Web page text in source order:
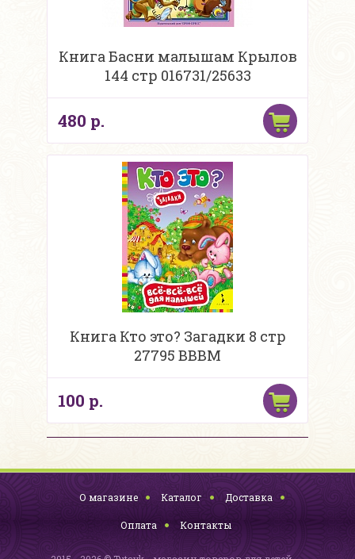
Книга Басни малышам Крылов
144 стр 016731/25633
480 р.
Книга Кто это? Загадки 8 стр
27795 ВВВМ
100 р.
О магазине Каталог Доставка
Оплата Контакты